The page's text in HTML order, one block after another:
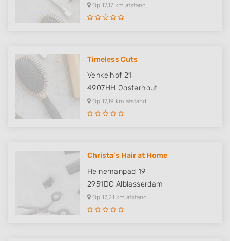
Op 17,17 km afstand
Timeless Cuts
Venkelhof 21
4907HH Oosterhout
Op 17,19 km afstand
Christa’s Hair at Home
Heinemanpad 19
2951DC Alblasserdam
Op 17,21 km afstand
Create profiles for personalised advertising
Create profiles to personalise content
Use profiles to select personalised content
Measure advertising performance
Understand audiences through statistics
or combinations of data from different
Develop and improve services
Use limited data to select content